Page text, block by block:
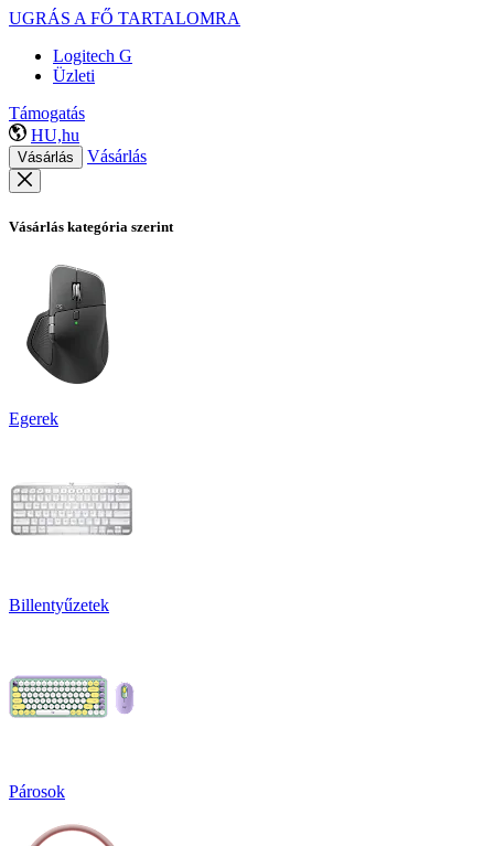
UGRÁS A FŐ TARTALOMRA
Logitech G
Üzleti
Támogatás
HU,hu
Vásárlás Vásárlás
Vásárlás kategória szerint
Egerek
Billentyűzetek
Párosok